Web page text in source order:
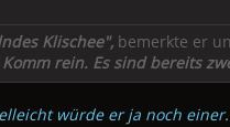
Klischee", bemerkte er
rein. Es sind bereits
würde er ja noch